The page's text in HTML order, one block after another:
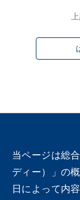
当ページは総
ディー）」の
日によって内